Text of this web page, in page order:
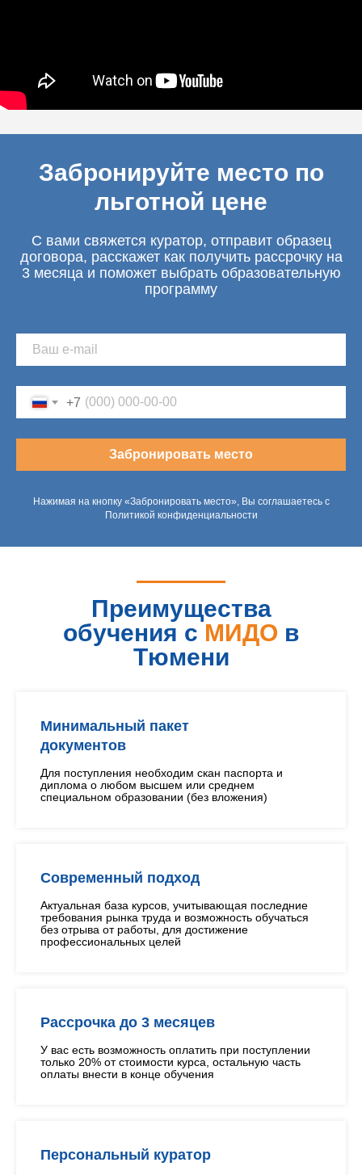
Забронируйте место по
льготной цене
С вами свяжется куратор, отправит образец
договора, расскажет как получить рассрочку на
3 месяца и поможет выбрать образовательную
программу
+7
Забронировать место
Нажимая на кнопку «Забронировать место», Вы соглашаетесь с
Политикой конфиденциальности
Преимущества
обучения с МИДО в
Тюмени
Минимальный пакет
документов
Для поступления необходим скан паспорта и
диплома о любом высшем или среднем
специальном образовании (без вложения)
Современный подход
Актуальная база курсов, учитывающая последние
требования рынка труда и возможность обучаться
без отрыва от работы, для достижение
профессиональных целей
Рассрочка до 3 месяцев
У вас есть возможность оплатить при поступлении
только 20% от стоимости курса, остальную часть
оплаты внести в конце обучения
Персональный куратор